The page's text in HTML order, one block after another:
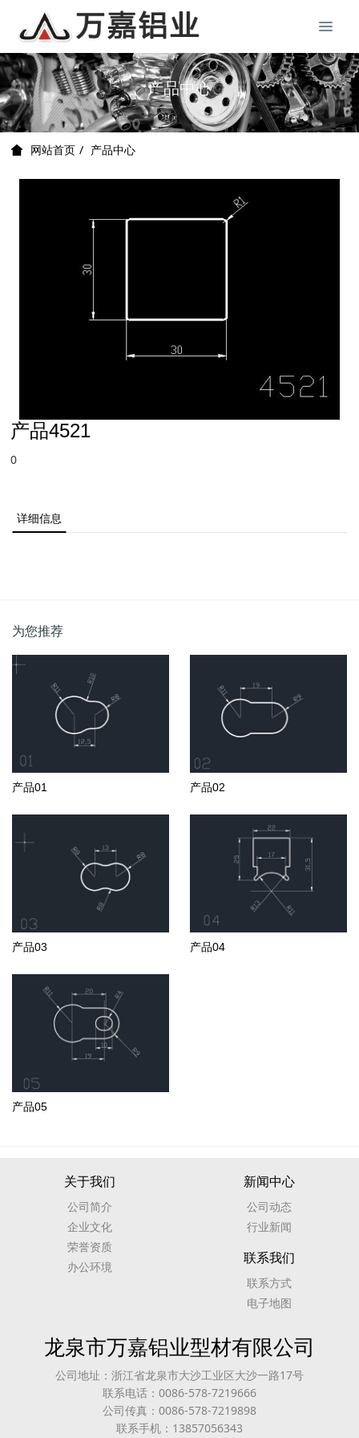
产品中心
网站首页 产品中心
产品4521
0
详细信息
为您推荐
产品01 产品02
产品03 产品04
产品05
关于我们
公司简介
企业文化
荣誉资质
办公环境
新闻中心
公司动态
行业新闻
联系我们
联系方式
电子地图
龙泉市万嘉铝业型材有限公司
公司地址：浙江省龙泉市大沙工业区大沙一路17号
联系电话：0086-578-7219666
公司传真：0086-578-7219898
联系手机：13857056343